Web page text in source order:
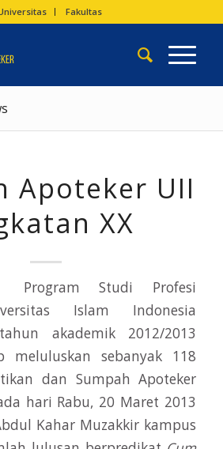
Fakultas
Apoteker UII
XX
Program Studi Profesi
Islam Indonesia
akademik 2012/2013
meluluskan sebanyak 118
dan Sumpah Apoteker
hari Rabu, 20 Maret 2013
Kahar Muzakkir kampus